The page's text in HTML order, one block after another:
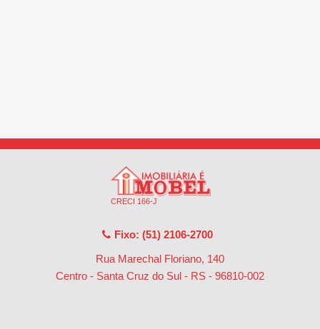
CRECI 166-J
Fixo: (51) 2106-2700
Rua Marechal Floriano, 140
Centro - Santa Cruz do Sul - RS - 96810-002